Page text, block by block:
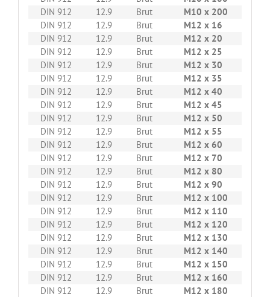
DIN 912
12.9 Brut M10 x 200
DIN 912
12.9 Brut M12 x 16
DIN 912
12.9 Brut M12 x 20
DIN 912
12.9 Brut M12 x 25
DIN 912
12.9 Brut M12 x 30
DIN 912
12.9 Brut M12 x 35
DIN 912
12.9 Brut M12 x 40
DIN 912
12.9 Brut M12 x 45
DIN 912
12.9 Brut M12 x 50
DIN 912
12.9 Brut M12 x 55
DIN 912
12.9 Brut M12 x 60
DIN 912
12.9 Brut M12 x 70
DIN 912
12.9 Brut M12 x 80
DIN 912
12.9 Brut M12 x 90
DIN 912
12.9 Brut M12 x 100
DIN 912
12.9 Brut M12 x 110
DIN 912
12.9 Brut M12 x 120
DIN 912
12.9 Brut M12 x 130
DIN 912
12.9 Brut M12 x 140
DIN 912
12.9 Brut M12 x 150
DIN 912
12.9 Brut M12 x 160
DIN 912
12.9 Brut M12 x 180